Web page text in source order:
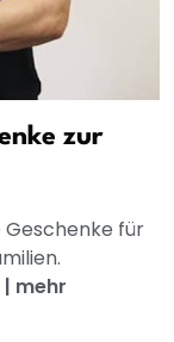
zur
für
| mehr